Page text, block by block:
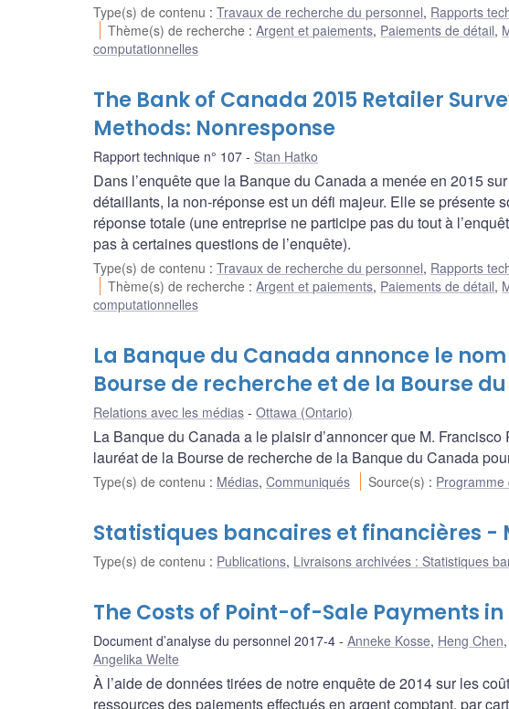
Type(s) de contenu : Travaux de recherche du personnel, Rapports
Thème(s) de recherche :Argent et paiements, Paiements de détail,
computationnelles
The Bank of Canada 2015 Retailer
Methods: Nonresponse
Rapport technique n° 107 Stan Hatko
Dans l’enquête que la Banque du Canada a menée en 2015
détaillants, la non-réponse est un défi majeur. Elle se présente
réponse totale (une entreprise ne participe pas du tout à
pas à certaines questions de l’enquête).
Type(s) de contenu : Travaux de recherche du personnel, Rapports
Thème(s) de recherche :Argent et paiements, Paiements de détail,
computationnelles
La Banque du Canada annonce le
Bourse de recherche et de la Bourse
Relations avec les médias Ottawa (Ontario)
La Banque du Canada a le plaisir d’annoncer que M.
lauréat de la Bourse de recherche de la Banque du Canada
Type(s) de contenu : Médias, Communiqués Source(s) :
Statistiques bancaires et financières -
Type(s) de contenu : Publications, Livraisons archivées : Statistiques
The Costs of Point-of-Sale Payments
Document d’analyse du personnel 2017-4 Anneke Kosse, Heng Chen,
Angelika Welte
À l’aide de données tirées de notre enquête de 2014 sur les
ressources des paiements effectués en argent comptant, par